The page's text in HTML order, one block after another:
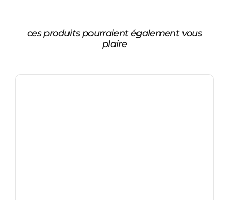
ces produits pourraient également vous
plaire